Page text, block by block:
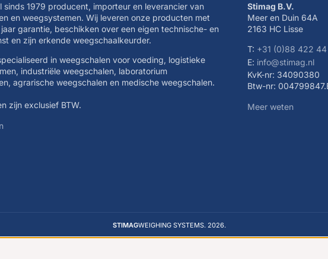
sinds 1979 producent, importeur en leverancier van
en weegsystemen. Wij leveren onze producten met
garantie, beschikken over een eigen technische- en
en zijn erkende weegschaalkeurder.
in weegschalen voor voeding, logistieke
industriële weegschalen, laboratorium
agrarische weegschalen en medische weegschalen.
zijn exclusief BTW.
Stimag B.V.
Meer en Duin 64A
2163 HC Lisse
T: +31 (0)88 422 44
E: info@stimag.nl
KvK-nr: 34090380
Btw-nr:
Meer weten
STIMAGWEIGHING SYSTEMS. 2026.